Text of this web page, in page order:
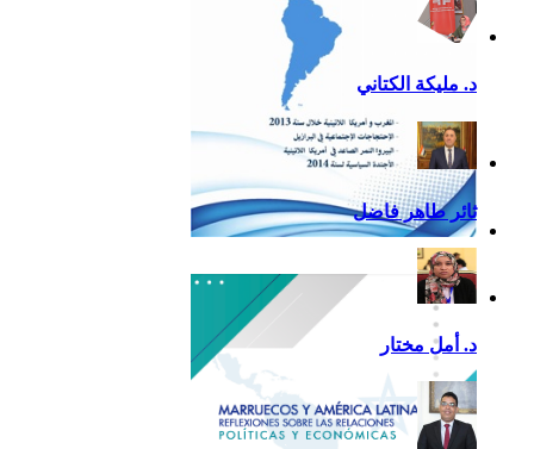
تقرير أمريكا اللاتينية لسنة
2013
د. مليكة الكتاني
ثائر طاهر فاضل
د. أمل مختار